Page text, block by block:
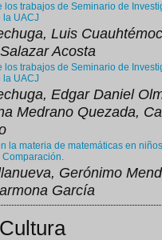
los trabajos de Seminario de
la UACJ
Luis
Acosta
los trabajos de Seminario de
la UACJ
Edgar Daniel
Medrano Quezada,
la materia de matemáticas en
Comparación.
Gerónimo
García